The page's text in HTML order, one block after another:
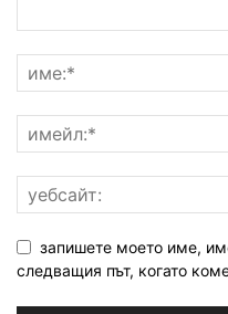
запишете моето име,
следващия път, когато